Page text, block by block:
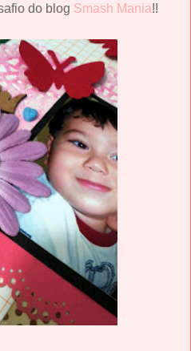
do blog Smash Mania!!